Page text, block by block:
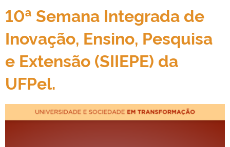
10ª Semana Integrada de
Inovação, Ensino, Pesquisa
e Extensão (SIIEPE) da
UFPel.